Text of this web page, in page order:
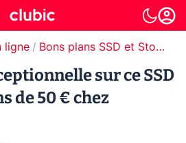
ligne Bons plans SSD et Stockage
sur ce SSD
de 50 € chez